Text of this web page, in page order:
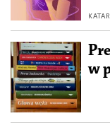
w